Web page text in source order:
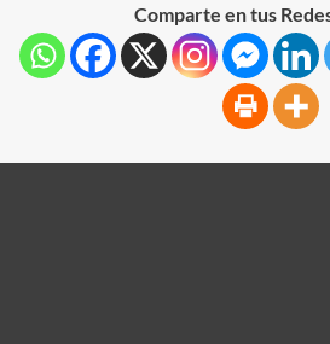
Comparte en tus